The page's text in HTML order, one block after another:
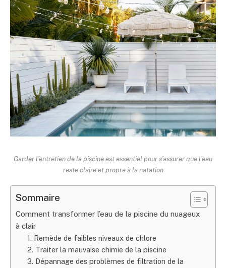
Garder l’entretien de la piscine est essentiel pour s’assurer que l’eau
reste claire et propre à la natation
Sommaire
Comment transformer l’eau de la piscine du nuageux
à clair
1. Remède de faibles niveaux de chlore
2. Traiter la mauvaise chimie de la piscine
3. Dépannage des problèmes de filtration de la